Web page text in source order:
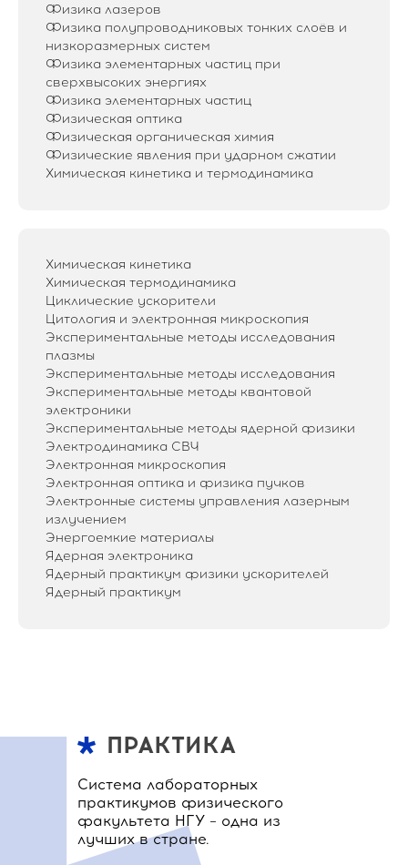
Физика лазеров
Физика полупроводниковых тонких слоёв и
низкоразмерных систем
Физика элементарных частиц при
сверхвысоких энергиях
Физика элементарных частиц
Физическая оптика
Физическая органическая химия
Физические явления при ударном сжатии
Химическая кинетика и термодинамика
Химическая кинетика
Химическая термодинамика
Циклические ускорители
Цитология и электронная микроскопия
Экспериментальные методы исследования
плазмы
Экспериментальные методы исследования
Экспериментальные методы квантовой
электроники
Экспериментальные методы ядерной физики
Электродинамика СВЧ
Электронная микроскопия
Электронная оптика и физика пучков
Электронные системы управления лазерным
излучением
Энергоемкие материалы
Ядерная электроника
Ядерный практикум физики ускорителей
Ядерный практикум
ПРАКТИКА
Система лабораторных
практикумов физического
факультета НГУ – одна из
лучших в стране.